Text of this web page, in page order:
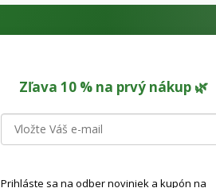
Zľava 10 % na prvý nákup 🌿
Prihláste sa na odber noviniek a kupón na